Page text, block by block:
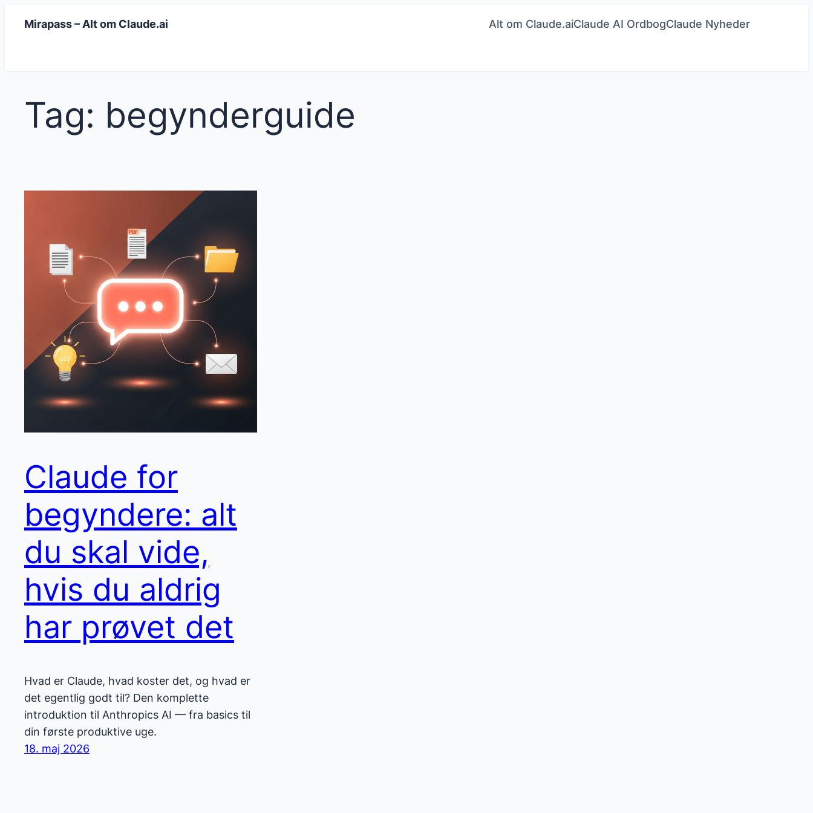
Mirapass – Alt om Claude.ai Alt om Claude.aiClaude AI OrdbogClaude Nyheder
Tag: begynderguide
Claude for
begyndere: alt
du skal vide,
hvis du aldrig
har prøvet det
Hvad er Claude, hvad koster det, og hvad er
det egentlig godt til? Den komplette
introduktion til Anthropics AI — fra basics til
din første produktive uge.
18. maj 2026